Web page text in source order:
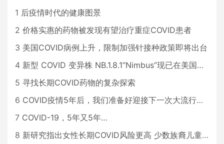
1 后疫情时代的健康图景
2 价格实惠的药物被发现有望治疗重症COVID患者
3 美国COVID病例上升，限制加强针接种政策即将出台
4 新型 COVID 变异株 NB.1.8.1“Nimbus”现已在美国占据主导地位
5 寻找长期COVID药物的复杂探索
6 COVID疫情5年后，我们准备好迎接下一次大流行了吗？
7 COVID-19，5年又5年…
8 新研究指出女性长期COVID风险更高 少数族裔儿童存在差异